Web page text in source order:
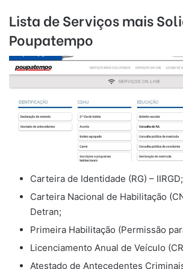
Lista de Serviços mais
Poupatempo
Carteira de Identidade (RG) – IIRGD;
Carteira Nacional de Habilitação
Detran;
Primeira Habilitação (Permissão
Licenciamento Anual de Veículo
Atestado de Antecedentes